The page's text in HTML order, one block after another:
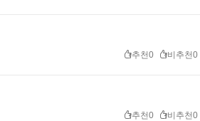
추천0 비추천0
추천0 비추천0